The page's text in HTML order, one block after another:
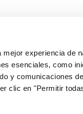
experiencia de
esenciales, como
y comunicaciones
clic en "Permitir